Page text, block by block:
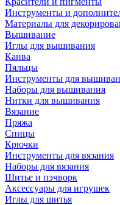
Инструменты и
Материалы для
Вышивание
Иглы для вышивания
Канва
Пяльцы
Инструменты для
Наборы для вышивания
Нитки для вышивания
Вязание
Пряжа
Спицы
Крючки
Инструменты для вязания
Наборы для вязания
Шитье и пэчворк
Аксессуары для игрушек
Иглы для шитья